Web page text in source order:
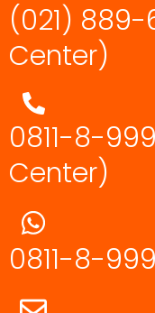
(021) 889-
Center)
0811-8-
Center)
0811-8-